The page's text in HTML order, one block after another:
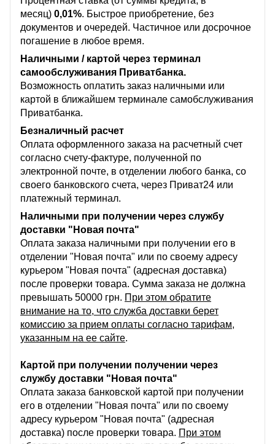
месяц) 0,01%. Быстрое приобретение, без
документов и очередей. Частичное или досрочное
погашение в любое время.
Наличными / картой через терминал
самообслуживания Приватбанка.
Возможность оплатить заказ наличными или
картой в ближайшем терминале самобслуживания
Приватбанка.
Безналичный расчет
Оплата оформленного заказа на расчетный счет
согласно счету-фактуре, полученной по
электронной почте, в отделении любого банка, со
своего банковского счета, через Приват24 или
платежный терминал.
Наличными при получении через службу
доставки "Новая почта"
Оплата заказа наличными при получении его в
отделении "Новая почта" или по своему адресу
курьером "Новая почта" (адресная доставка)
после проверки товара. Сумма заказа не должна
превышать 50000 грн. При этом обратите
внимание на то, что служба доставки берет
комиссию за прием оплаты согласно тарифам,
указанным на ее сайте.
Картой при получении получении через
службу доставки "Новая почта"
Оплата заказа банковской картой при получении
его в отделении "Новая почта" или по своему
адресу курьером "Новая почта" (адресная
доставка) после проверки товара. При этом